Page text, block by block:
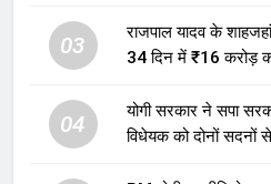
03
राजपाल यादव के
34 दिन में ₹16 करोड़ का
04
योगी सरकार ने सपा
विधेयक को दोनों सदनों से